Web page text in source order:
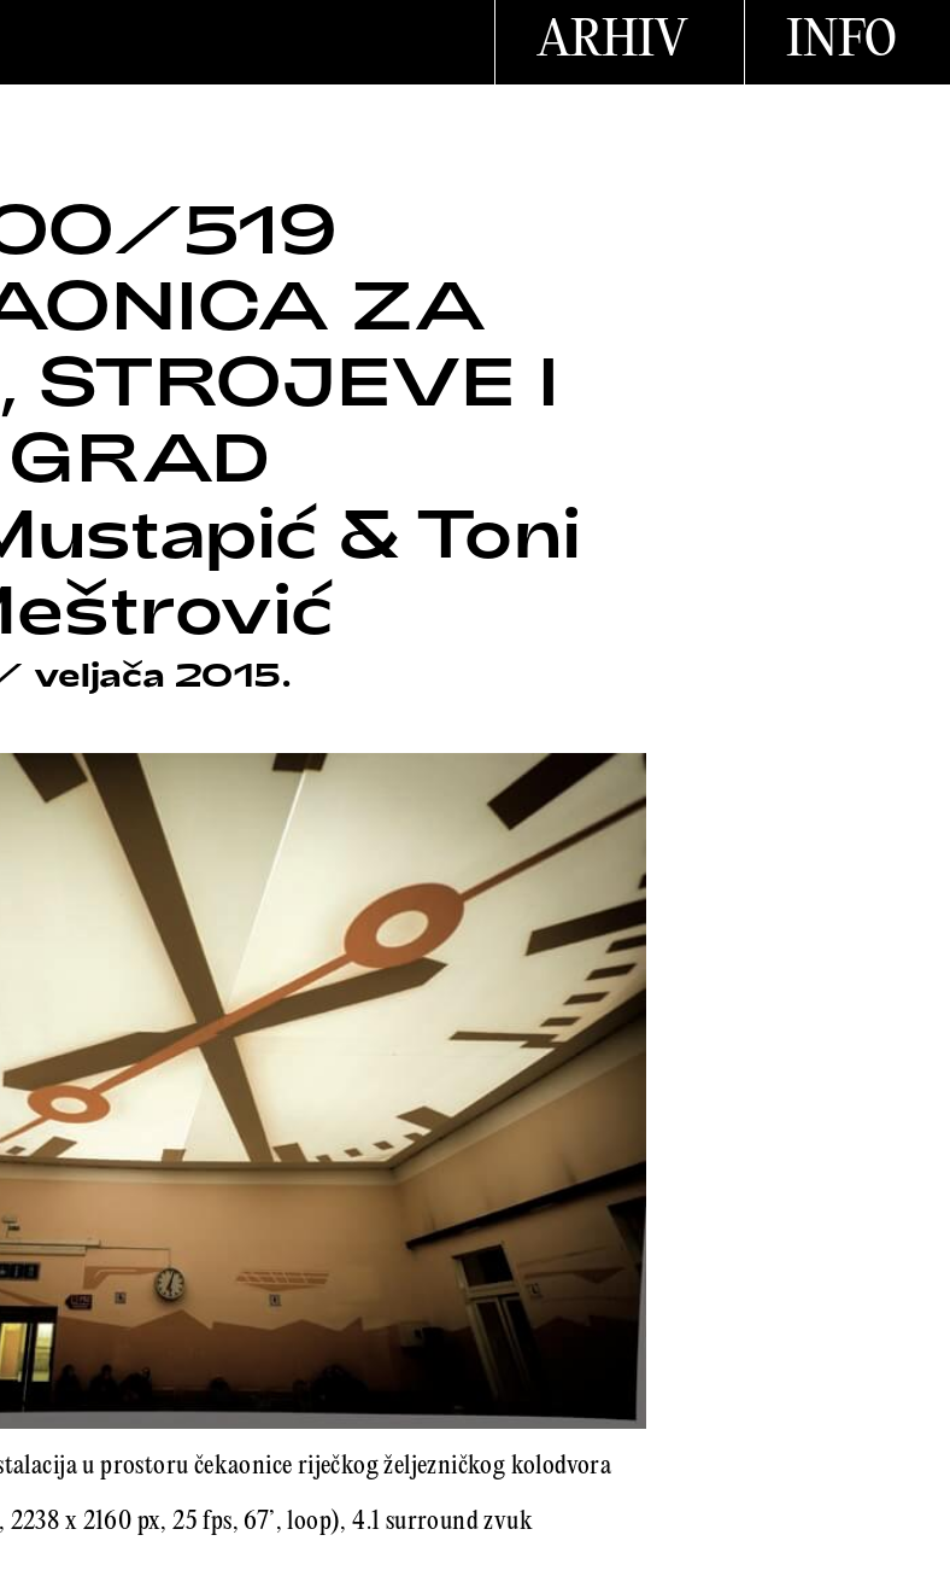
ARHIV INFO
519
ZA
STROJEVE I
GRAD
& Toni
veljača 2015.
u prostoru čekaonice riječkog željezničkog kolodvora
2238 x 2160 px, 25 fps, 67’, loop), 4.1 surround zvuk